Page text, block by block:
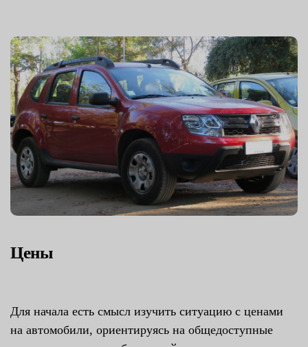
Цены
Для начала есть смысл изучить ситуацию с ценами
на автомобили, ориентируясь на общедоступные